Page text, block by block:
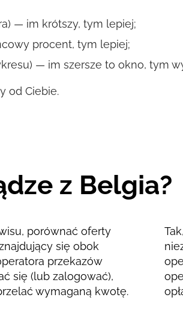
— im krótszy, tym lepiej;
procent, tym lepiej;
— im szersze to okno, tym
od Ciebie.
z Belgia?
porównać oferty
się obok
przekazów
się (lub zalogować),
wymaganą kwotę.